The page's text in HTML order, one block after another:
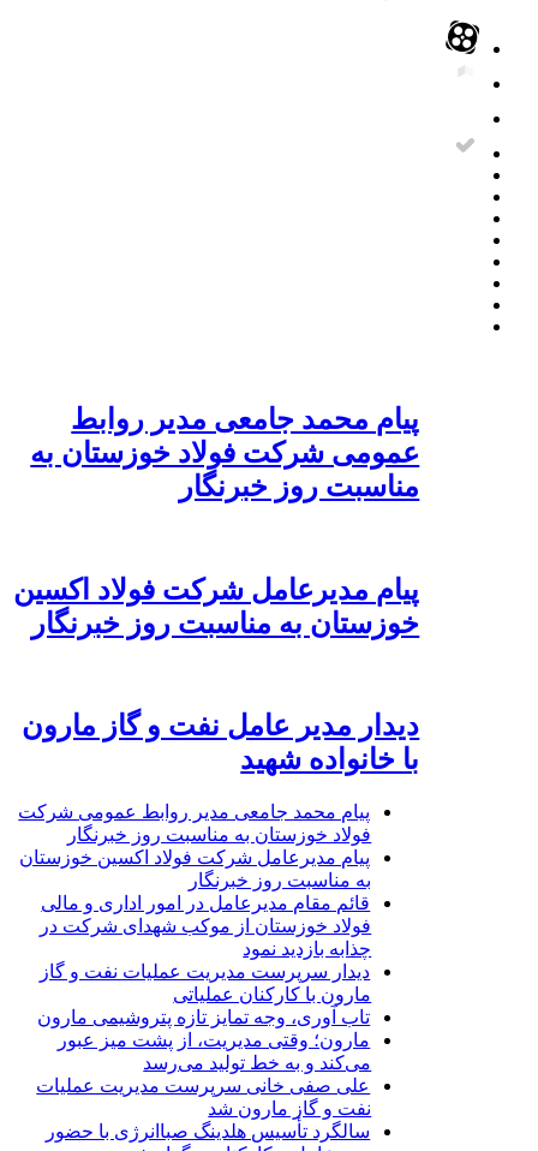
پیام محمد جامعی مدیر روابط
عمومی شرکت فولاد خوزستان به
مناسبت روز خبرنگار
پیام مدیرعامل شرکت فولاد اکسین
خوزستان به مناسبت روز خبرنگار
دیدار مدیر عامل نفت و گاز مارون
با خانواده شهید
پیام محمد جامعی مدیر روابط عمومی شرکت
فولاد خوزستان به مناسبت روز خبرنگار
پیام مدیرعامل شرکت فولاد اکسین خوزستان
به مناسبت روز خبرنگار
قائم مقام مدیرعامل در امور اداری و مالی
فولاد خوزستان از موکب شهدای شرکت در
چذابه بازدید نمود
دیدار سرپرست مدیریت عملیات نفت و گاز
مارون با کارکنان عملیاتی
تاب آوری، وجه تمایز تازه پتروشیمی مارون
مارون؛ وقتی مدیریت، از پشت میز عبور
می‌کند و به خط تولید می‌رسد
علی صفی خانی سرپرست مدیریت عملیات
نفت و گاز مارون شد
سالگرد تأسیس هلدینگ صباانرژی با حضور